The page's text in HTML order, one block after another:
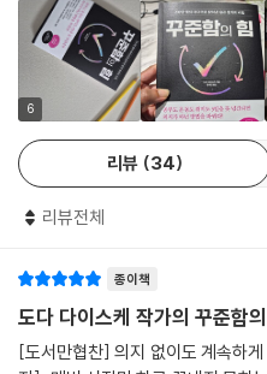
하시는 박사의 말에 고개를 갸웃거
“하지만 말일세.” 그 모습을 본 박
도 밥을 차리거나 집 안을 치우거나
기 전에 기본적인 몸단장은 할 거야.
“아, 그건 그렇지요. 박사님 말씀을
네요.”
“그렇지. ‘생활에 꼭 필요한 행동’이
은 시간 동안 활동한다네. 그리고
침대에 누워 뒹굴뒹굴하고 있을 때
“아, 그럴 수도 있겠네요. 이미 몸이
“이때가 ‘몸이 푹 퍼진 상태’에서
실증 데이터가 말해주는 꾸준함의
시중에는 이미 수많은 습관 관련
데이터로 추적한 책은 거의 없다. 『
적이다. 저자가 분석한 방대한 데이
에 없었는지 그 필연적인 이유가 고
. 목표가 60분을 넘으면 포기할 확률
. 하지만 ‘습관 3원칙’을 적용하면 지
이 책의 핵심은 막연한 경험담이 아
6
리뷰 34
리뷰전체
종이책
도다 다이스케 작가의 꾸준함
[도서만협찬] 의지 없이도 계속하